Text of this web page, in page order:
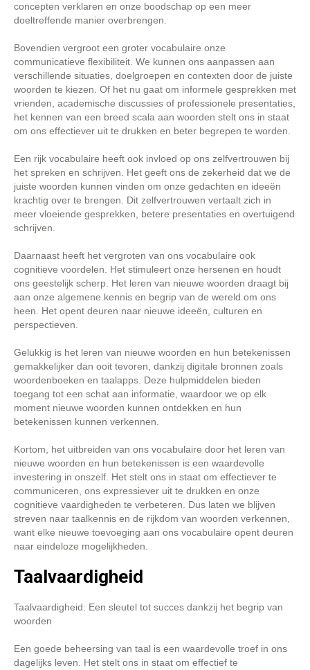
concepten verklaren en onze boodschap op een meer
doeltreffende manier overbrengen.
Bovendien vergroot een groter vocabulaire onze
communicatieve flexibiliteit. We kunnen ons aanpassen aan
verschillende situaties, doelgroepen en contexten door de juiste
woorden te kiezen. Of het nu gaat om informele gesprekken met
vrienden, academische discussies of professionele presentaties,
het kennen van een breed scala aan woorden stelt ons in staat
om ons effectiever uit te drukken en beter begrepen te worden.
Een rijk vocabulaire heeft ook invloed op ons zelfvertrouwen bij
het spreken en schrijven. Het geeft ons de zekerheid dat we de
juiste woorden kunnen vinden om onze gedachten en ideeën
krachtig over te brengen. Dit zelfvertrouwen vertaalt zich in
meer vloeiende gesprekken, betere presentaties en overtuigend
schrijven.
Daarnaast heeft het vergroten van ons vocabulaire ook
cognitieve voordelen. Het stimuleert onze hersenen en houdt
ons geestelijk scherp. Het leren van nieuwe woorden draagt bij
aan onze algemene kennis en begrip van de wereld om ons
heen. Het opent deuren naar nieuwe ideeën, culturen en
perspectieven.
Gelukkig is het leren van nieuwe woorden en hun betekenissen
gemakkelijker dan ooit tevoren, dankzij digitale bronnen zoals
woordenboeken en taalapps. Deze hulpmiddelen bieden
toegang tot een schat aan informatie, waardoor we op elk
moment nieuwe woorden kunnen ontdekken en hun
betekenissen kunnen verkennen.
Kortom, het uitbreiden van ons vocabulaire door het leren van
nieuwe woorden en hun betekenissen is een waardevolle
investering in onszelf. Het stelt ons in staat om effectiever te
communiceren, ons expressiever uit te drukken en onze
cognitieve vaardigheden te verbeteren. Dus laten we blijven
streven naar taalkennis en de rijkdom van woorden verkennen,
want elke nieuwe toevoeging aan ons vocabulaire opent deuren
naar eindeloze mogelijkheden.
Taalvaardigheid
Taalvaardigheid: Een sleutel tot succes dankzij het begrip van
woorden
Een goede beheersing van taal is een waardevolle troef in ons
dagelijks leven. Het stelt ons in staat om effectief te